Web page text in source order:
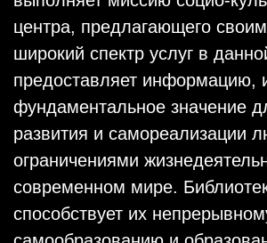
центра, предлагающего
широкий спектр услуг в
предоставляет
фундаментальное значение
развития и самореализации
ограничениями
современном мире.
способствует их